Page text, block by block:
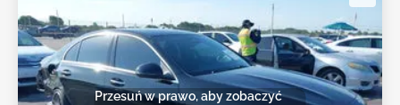
Przesuń w prawo, aby zobaczyć